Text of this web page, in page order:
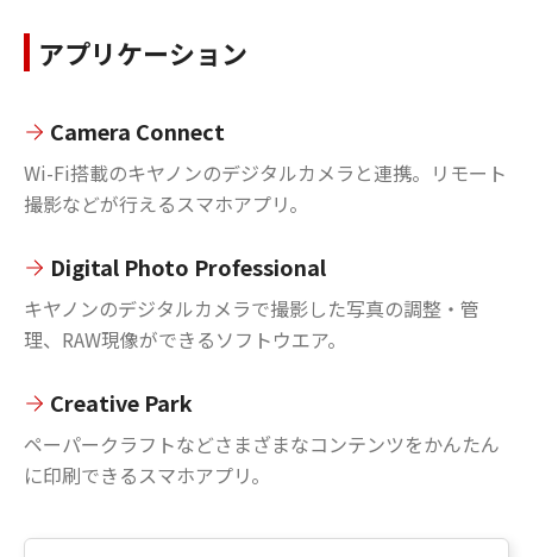
アプリケーション
Camera Connect
Wi-Fi搭載のキヤノンのデジタルカメラと連携。リモート
撮影などが行えるスマホアプリ。
Digital Photo Professional
キヤノンのデジタルカメラで撮影した写真の調整・管
理、RAW現像ができるソフトウエア。
Creative Park
ペーパークラフトなどさまざまなコンテンツをかんたん
に印刷できるスマホアプリ。